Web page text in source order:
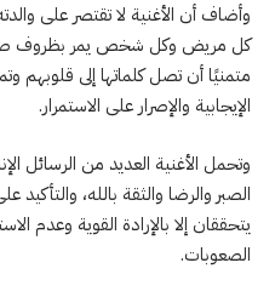
وأضاف أن الأغنية لا تقتصر على
كل مريض وكل شخص يمر بظروف
متمنيًا أن تصل كلماتها إلى قلوبهم
الإيجابية والإصرار على الاستمرار.
وتحمل الأغنية العديد من الرسائل
الصبر والرضا والثقة بالله، والتأكيد
يتحققان إلا بالإرادة القوية وعدم
الصعوبات.